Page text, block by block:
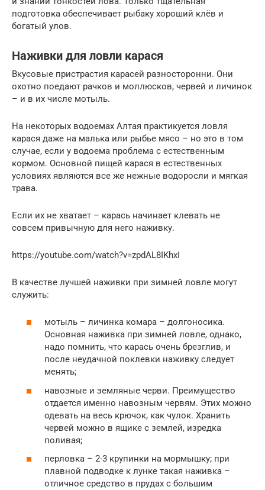
подготовка обеспечивает рыбаку хороший клёв и
богатый улов.
Наживки для ловли карася
Вкусовые пристрастия карасей разносторонни. Они
охотно поедают рачков и моллюсков, червей и личинок
– и в их числе мотыль.
На некоторых водоемах Алтая практикуется ловля
карася даже на малька или рыбье мясо – но это в том
случае, если у водоема проблема с естественным
кормом. Основной пищей карася в естественных
условиях являются все же нежные водоросли и мягкая
трава.
Если их не хватает – карась начинает клевать не
совсем привычную для него наживку.
https://youtube.com/watch?v=zpdAL8IKhxI
В качестве лучшей наживки при зимней ловле могут
служить:
мотыль – личинка комара – долгоносика.
Основная наживка при зимней ловле, однако,
надо помнить, что карась очень брезглив, и
после неудачной поклевки наживку следует
менять;
навозные и земляные черви. Преимущество
отдается именно навозным червям. Этих можно
одевать на весь крючок, как чулок. Хранить
червей можно в ящике с землей, изредка
поливая;
перловка – 2-3 крупинки на мормышку; при
плавной подводке к лунке такая наживка –
отличное средство в прудах с большим